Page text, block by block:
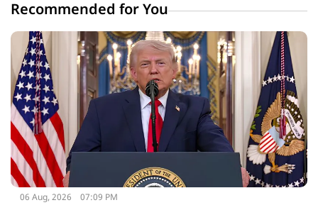
Recommended for You
06 Aug, 2026 07:09 PM